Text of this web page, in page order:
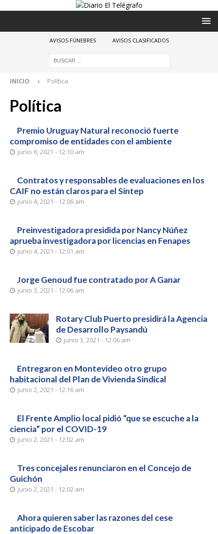
AVISOS FÚNEBRES AVISOS CLASIFICADOS
INICIO Política
Política
Premio Uruguay Natural reconoció fuerte
compromiso de entidades con el ambiente
junio 6, 2021 - 12:10 am
Contratos y responsables de evaluaciones en los
CAIF no están claros para el Sintep
junio 4, 2021 - 12:06 am
Preinvestigadora presidida por Nancy Núñez
aprueba investigadora por licencias en Fenapes
junio 4, 2021 - 12:01 am
Jorge Genoud fue contratado por A Ganar
junio 3, 2021 - 12:06 am
Rotary Club Puerto presidirá la Agencia
de Desarrollo Paysandú
junio 3, 2021 - 12:06 am
Entregaron en Montevideo otro grupo
habitacional del Plan de Vivienda Sindical
junio 2, 2021 - 12:16 am
El Frente Amplio local pidió “que se escuche a la
ciencia” por el COVID-19
junio 2, 2021 - 12:02 am
Tres concejales renunciaron en el Concejo de
Guichón
junio 2, 2021 - 12:02 am
Ahora quieren saber las razones del cese
anticipado de Escobar